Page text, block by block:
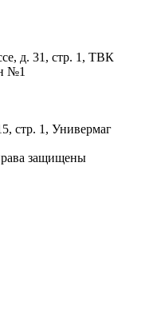
д. 31, стр. 1, ТВК
№1
стр. 1, Универмаг
защищены